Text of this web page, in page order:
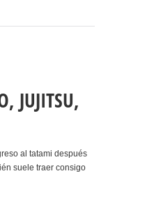
JUJITSU,
al tatami después
suele traer consigo